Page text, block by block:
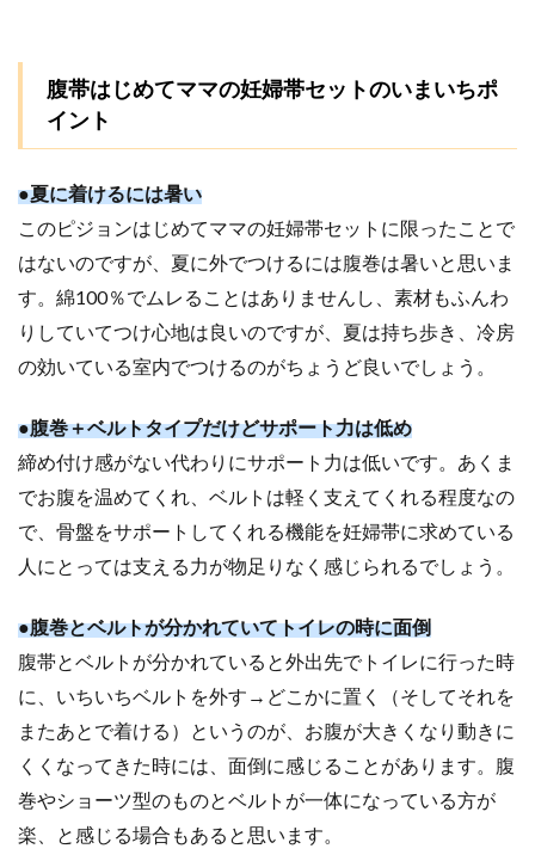
腹帯はじめてママの妊婦帯セットのいまいちポ
イント
●夏に着けるには暑い
このピジョンはじめてママの妊婦帯セットに限ったことで
はないのですが、夏に外でつけるには腹巻は暑いと思いま
す。綿100％でムレることはありませんし、素材もふんわ
りしていてつけ心地は良いのですが、夏は持ち歩き、冷房
の効いている室内でつけるのがちょうど良いでしょう。
●腹巻＋ベルトタイプだけどサポート力は低め
締め付け感がない代わりにサポート力は低いです。あくま
でお腹を温めてくれ、ベルトは軽く支えてくれる程度なの
で、骨盤をサポートしてくれる機能を妊婦帯に求めている
人にとっては支える力が物足りなく感じられるでしょう。
●腹巻とベルトが分かれていてトイレの時に面倒
腹帯とベルトが分かれていると外出先でトイレに行った時
に、いちいちベルトを外す→どこかに置く（そしてそれを
またあとで着ける）というのが、お腹が大きくなり動きに
くくなってきた時には、面倒に感じることがあります。腹
巻やショーツ型のものとベルトが一体になっている方が
楽、と感じる場合もあると思います。